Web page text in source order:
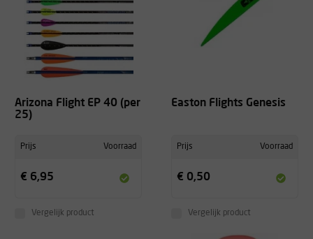
Arizona Flight EP 40 (per
25)
Prijs Voorraad
€ 6,95
Vergelijk product
Easton Flights Genesis
Prijs Voorraad
€ 0,50
Vergelijk product